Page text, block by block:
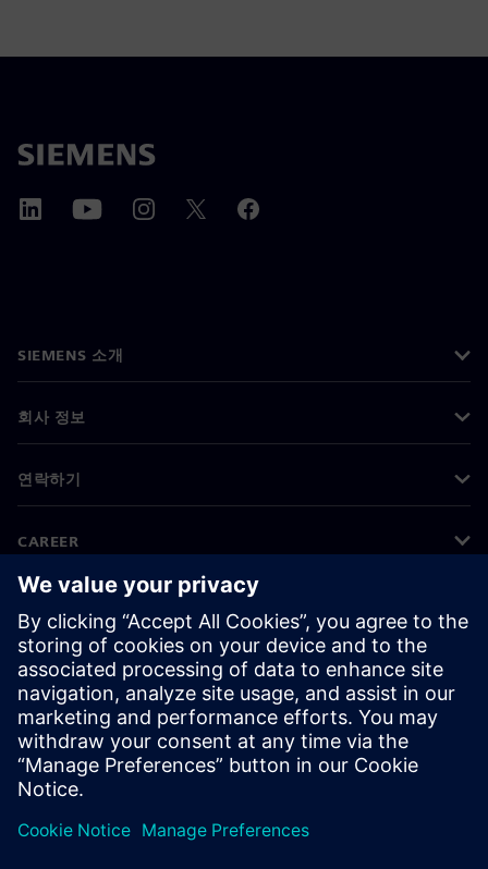
SIEMENS 소개
회사 정보
연락하기
CAREER
©Siemens 2026
기업 정보
개인정보 처리방침
쿠키 정책
이용 약관